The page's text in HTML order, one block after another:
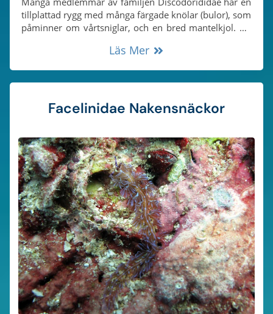
tillplattad rygg med många färgade knölar (bulor), som
påminner om vårtsniglar, och en bred mantelkjol. De
placerade längs kanten av flera åsar som löper längs
Läs Mer
Facelinidae Nakensnäckor